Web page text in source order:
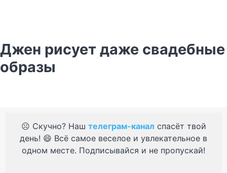
Джен рисует даже свадебные
образы
☹️ Скучно? Наш телеграм-канал спасёт твой
день! 😄 Всё самое веселое и увлекательное в
одном месте. Подписывайся и не пропускай!